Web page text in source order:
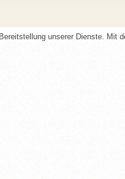
unserer Dienste. Mit